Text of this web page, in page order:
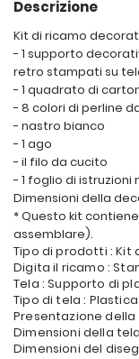
Descrizione
Kit di ricamo
- 1 supporto
retro stampati su
- 1 quadrato di
- 8 colori di perline
- nastro bianco
- 1 ago
- il filo da cucito
- 1 foglio di istruzioni
Dimensioni della
* Questo kit
assemblare).
Tipo di prodotti : Kit
Digita il ricamo :
Tela : Supporto di
Tipo di tela : Plastica
Presentazione
Dimensioni della
Dimensioni del